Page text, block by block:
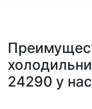
24290 у нас